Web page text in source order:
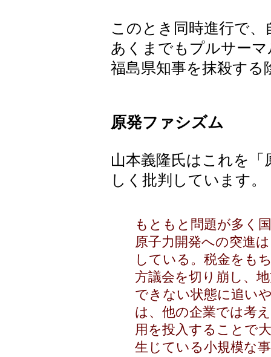
このとき同時進行で
あくまでもプルサー
福島県知事を抹殺す
原発ファシズム
山本義隆氏はこれを
しく批判しています。
もともと問題が多く
原子力開発への突進
している。税金をも
方議会を切り崩し、
できない状態に追い
は、他の企業では考
用を投入することで
生じている小規模な